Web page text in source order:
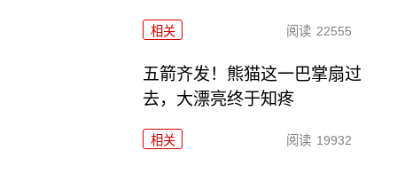
相关 阅读 22555
五箭齐发！熊猫这一巴掌扇过
去，大漂亮终于知疼
相关 阅读 19932